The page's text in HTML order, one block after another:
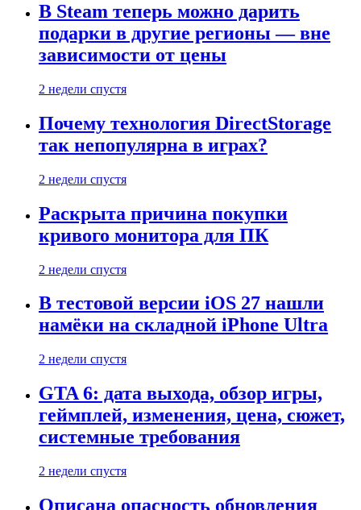
В Steam теперь можно дарить
подарки в другие регионы — вне
зависимости от цены
2 недели спустя
Почему технология DirectStorage
так непопулярна в играх?
2 недели спустя
Раскрыта причина покупки
кривого монитора для ПК
2 недели спустя
В тестовой версии iOS 27 нашли
намёки на складной iPhone Ultra
2 недели спустя
GTA 6: дата выхода, обзор игры,
геймплей, изменения, цена, сюжет,
системные требования
2 недели спустя
Описана опасность обновления